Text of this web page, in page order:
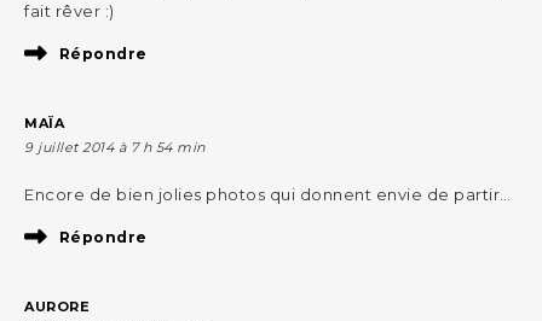
fait rêver :)
Répondre
MAÏA
9 juillet 2014 à 7 h 54 min
Encore de bien jolies photos qui donnent envie de partir…
Répondre
AURORE